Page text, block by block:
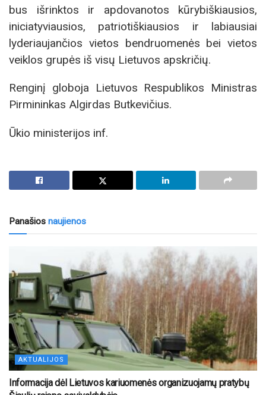
bus išrinktos ir apdovanotos kūrybiškiausios,
iniciatyviausios, patriotiškiausios ir labiausiai
lyderiaujančios vietos bendruomenės bei vietos
veiklos grupės iš visų Lietuvos apskričių.
Renginį globoja Lietuvos Respublikos Ministras
Pirmininkas Algirdas Butkevičius.
Ūkio ministerijos inf.
Panašios naujienos
AKTUALIJOS
Informacija dėl Lietuvos kariuomenės organizuojamų pratybų